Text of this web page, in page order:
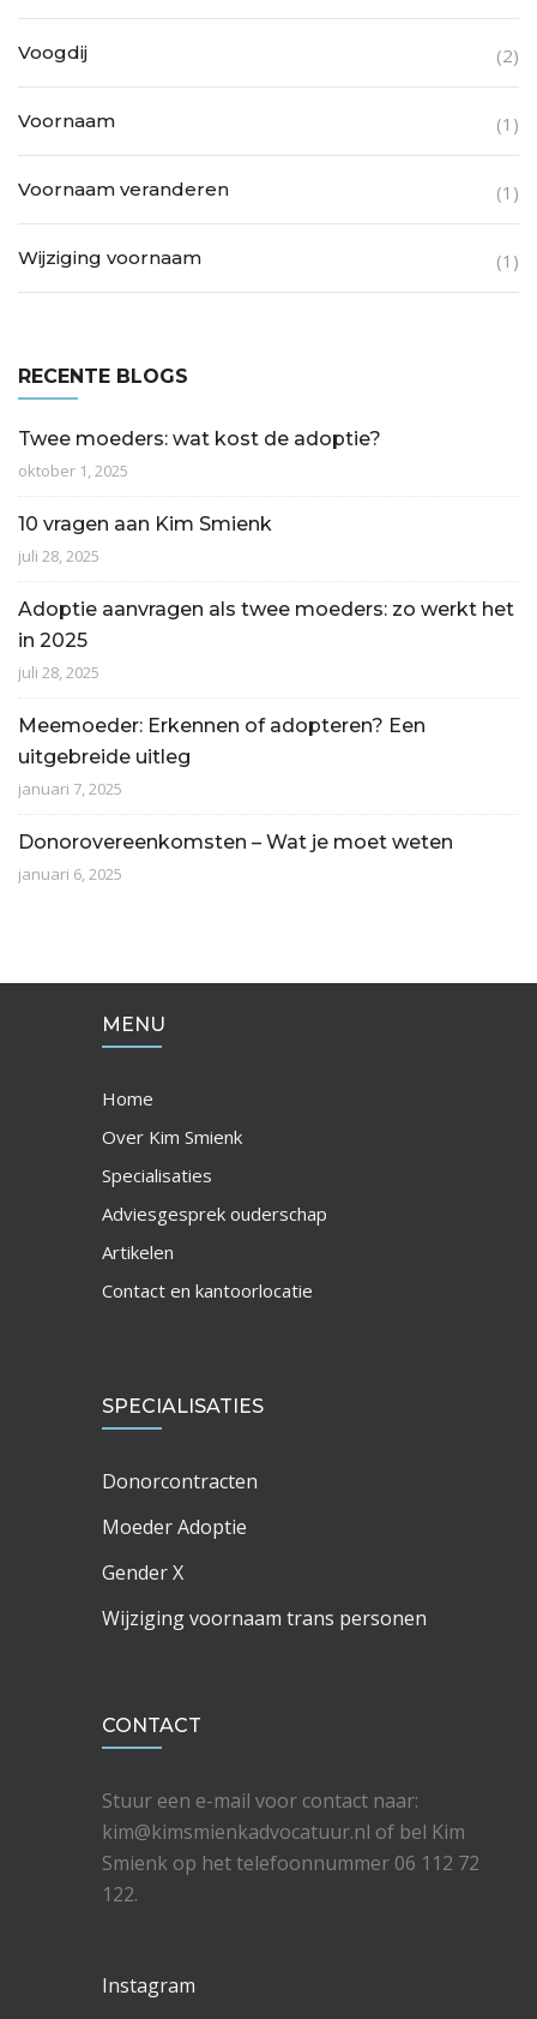
Voogdij (2)
Voornaam (1)
Voornaam veranderen (1)
Wijziging voornaam (1)
RECENTE BLOGS
Twee moeders: wat kost de adoptie?
oktober 1, 2025
10 vragen aan Kim Smienk
juli 28, 2025
Adoptie aanvragen als twee moeders: zo werkt het
in 2025
juli 28, 2025
Meemoeder: Erkennen of adopteren? Een
uitgebreide uitleg
januari 7, 2025
Donorovereenkomsten – Wat je moet weten
januari 6, 2025
MENU
Home
Over Kim Smienk
Specialisaties
Adviesgesprek ouderschap
Artikelen
Contact en kantoorlocatie
SPECIALISATIES
Donorcontracten
Moeder Adoptie
Gender X
Wijziging voornaam trans personen
CONTACT
Stuur een e-mail voor contact naar:
kim@kimsmienkadvocatuur.nl of bel Kim
Smienk op het telefoonnummer 06 112 72
122.
Instagram